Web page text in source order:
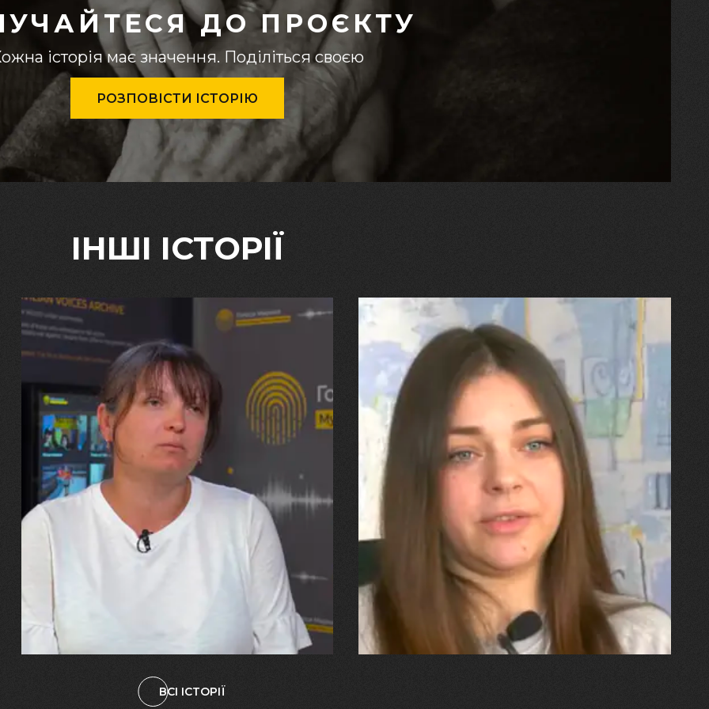
ДО ПРОЄКТУ
історія має значення. Поділіться своєю
РОЗПОВІСТИ ІСТОРІЮ
ІНШІ ІСТОРІЇ
29.07.2026
Марина, Ваїд та Аміна Харченко
"Попри всі втрати, ми не
зламалися: тепер я бачу
свого вбитого чоловіка у
наших дітях"
27.07.2026
"Я перенесла 11 операцій, та
плакала від фантомного
болю. Але маленька донька
бере за руку і змушує йти
далі"
ВСІ ІСТОРІЇ